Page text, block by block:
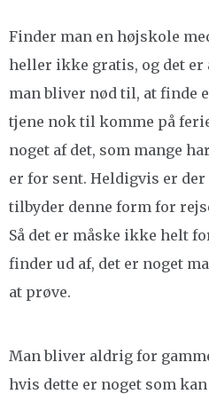
Finder man en højskole
heller ikke gratis, og det er
man bliver nød til, at finde
tjene nok til komme på
noget af det, som mange
er for sent. Heldigvis er
tilbyder denne form for
Så det er måske ikke helt
finder ud af, det er noget
at prøve.
Man bliver aldrig for
hvis dette er noget som